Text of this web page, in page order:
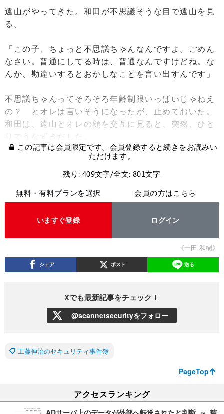
遠山がやってきた。和田が不思議そうな目で遠山を見
る。
「この子、ちょっと不思議ちゃんなんですよ。ごめん
なさい。普通にしてる時は、普通なんですけどね。な
んか、勘違いするとおかしなことを言い出すんです」
不思議ちゃんってそろそろ年齢制限いっぱいじゃねえ
の？ とオレは言いそうになったが、止めておいた。
和田は、遠山とオレの顔を交互に見ると、突然、ひと
りでうなずきだした。
この記事は会員限定です。会員登録すると続きをお読みい
ただけます。
残り: 409文字/全文: 801文字
無料・有料プランを選択
いますぐ登録
会員の方はこちら
ログイン
《一田 和樹》
シェア ポスト 送る
Xでも最新記事をチェック！
@scannetsecurityをフォロー
工藤伸治のセキュリティ事件簿
PageTop
アクセスランキング
ADサーバ上のデータが外部へ転送されたと判断 ～ 精